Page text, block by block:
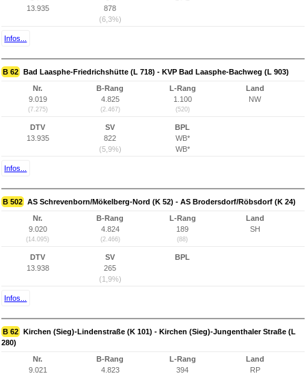
13.935
878
(6,3%)
Infos...
B 62 Bad Laasphe-Friedrichshütte (L 718) - KVP Bad Laasphe-Bachweg (L 903)
Nr.
9.019
(7.275)
B-Rang
4.825
(2.467)
L-Rang
1.100
(520)
Land
NW
DTV
13.935
SV
822
(5,9%)
BPL
WB*
WB*
Infos...
B 502 AS Schrevenborn/Mökelberg-Nord (K 52) - AS Brodersdorf/Röbsdorf (K 24)
Nr.
9.020
(14.095)
B-Rang
4.824
(2.466)
L-Rang
189
(88)
Land
SH
DTV
13.938
SV
265
(1,9%)
BPL
Infos...
B 62 Kirchen (Sieg)-Lindenstraße (K 101) - Kirchen (Sieg)-Jungenthaler Straße (L
280)
Nr.
9.021
B-Rang
4.823
L-Rang
394
Land
RP